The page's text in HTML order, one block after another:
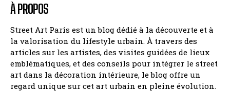
À PROPOS
Street Art Paris est un blog dédié à la découverte et à
la valorisation du lifestyle urbain. À travers des
articles sur les artistes, des visites guidées de lieux
emblématiques, et des conseils pour intégrer le street
art dans la décoration intérieure, le blog offre un
regard unique sur cet art urbain en pleine évolution.